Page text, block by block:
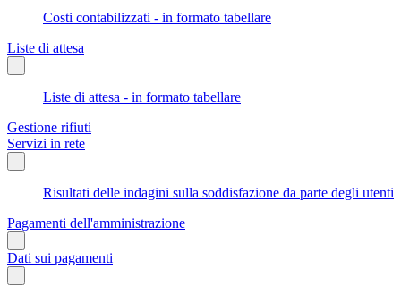
Costi contabilizzati - in formato tabellare
Liste di attesa
Liste di attesa - in formato tabellare
Gestione rifiuti
Servizi in rete
Risultati delle indagini sulla soddisfazione da parte degli utenti
Pagamenti dell'amministrazione
Dati sui pagamenti